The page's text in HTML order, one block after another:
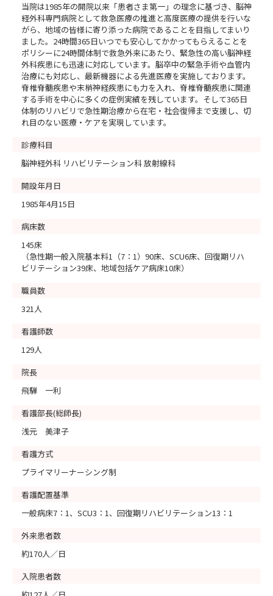
当院は1985年の開院以来「患者さま第一」の理念に基づき、脳神
経外科専門病院として救急医療の推進と高度医療の提供を行いな
がら、地域の皆様に寄り添った病院であることを目指してまいり
ました。24時間365日いつでも安心してかかってもらえることを
ポリシーに24時間体制で救急外来にあたり、緊急性の高い脳神経
外科疾患にも迅速に対応しています。脳卒中の緊急手術や血管内
治療にも対応し、最新機器による先進医療を実施しております。
脊椎脊髄疾患や末梢神経疾患にも力を入れ、脊椎脊髄疾患に関連
する手術を中心に多くの症例実績を残しています。そして365日
体制のリハビリで急性期治療から在宅・社会復帰まで支援し、切
れ目のない医療・ケアを実現しています。
診療科目
脳神経外科 リハビリテーション科 放射線科
開設年月日
1985年4月15日
病床数
145床
（急性期一般入院基本料1（7：1）90床、SCU6床、回復期リハ
ビリテーション39床、地域包括ケア病床10床）
職員数
321人
看護師数
129人
院長
飛騨 一利
看護部長(総師長)
浅元 美津子
看護方式
プライマリーナーシング制
看護配置基準
一般病床7：1、SCU3：1、回復期リハビリテーション13：1
外来患者数
約170人／日
入院患者数